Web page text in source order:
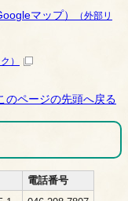
マップ）
（外部リ
）
のページの先頭へ戻る
電話番号